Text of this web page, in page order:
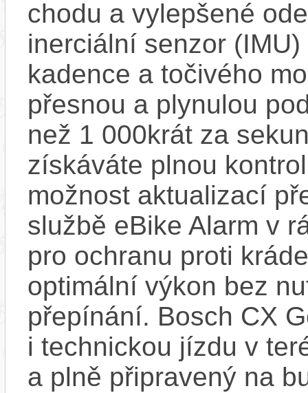
chodu a vylepšené
inerciální senzor
kadence a točivého
přesnou a plynulou
než 1 000krát za
získáváte plnou
možnost aktualizací
službě eBike Alarm v
pro ochranu proti
optimální výkon bez
přepínání. Bosch CX
i technickou jízdu v
a plně připravený na